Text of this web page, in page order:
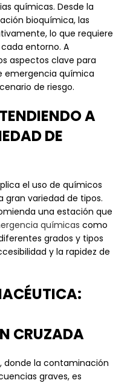
químicas. Desde la
bioquímica, las
lo que requiere
entorno. A
aspectos clave para
emergencia química
de riesgo.
A
DE
el uso de químicos
gran variedad de tipos.
una estación que
químicas como
grados y tipos
y la rapidez de
CRUZADA
donde la contaminación
graves, es